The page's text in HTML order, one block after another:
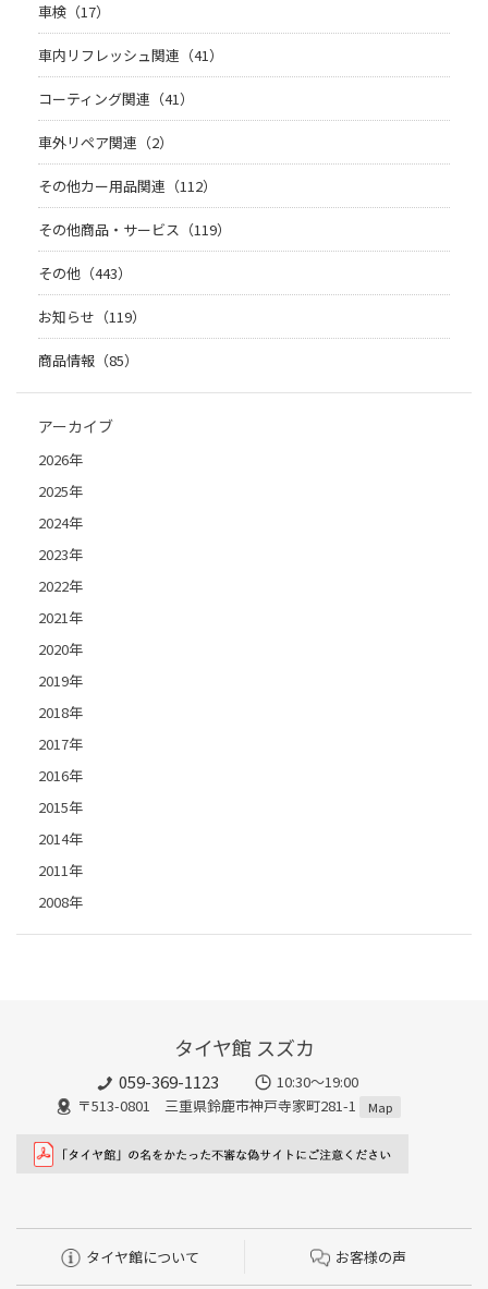
車検（17）
車内リフレッシュ関連（41）
コーティング関連（41）
車外リペア関連（2）
その他カー用品関連（112）
その他商品・サービス（119）
その他（443）
お知らせ（119）
商品情報（85）
アーカイブ
2026年
2025年
2024年
2023年
2022年
2021年
2020年
2019年
2018年
2017年
2016年
2015年
2014年
2011年
2008年
タイヤ館 スズカ
059-369-1123
10:30～19:00
〒513-0801 三重県鈴鹿市神戸寺家町281-1
Map
タイヤ館について お客様の声